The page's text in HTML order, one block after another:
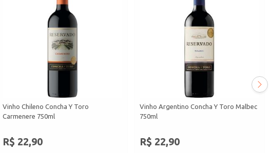
Vinho Chileno Concha Y Toro
Carmenere 750ml
R$ 22,90
Vinho Argentino Concha Y Toro Malbec
750ml
R$ 22,90